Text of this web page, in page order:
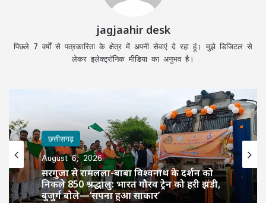
jagjaahir desk
पिछले 7 वर्षों से पत्रकारिता के क्षेत्र में अपनी सेवाएं दे रहा हूं। मुझे डिजिटल से
लेकर इलेक्ट्रॉनिक मीडिया का अनुभव है।
छत्तीसगढ़
August 6, 2026
CM साय की हाईलेवल समीक्षा: CM हेल्पलाइन,
सेवा सेतु और एग्रीस्टैक पर फोकस, लापरवाही
करने वाले अफसरों को चेतावनी